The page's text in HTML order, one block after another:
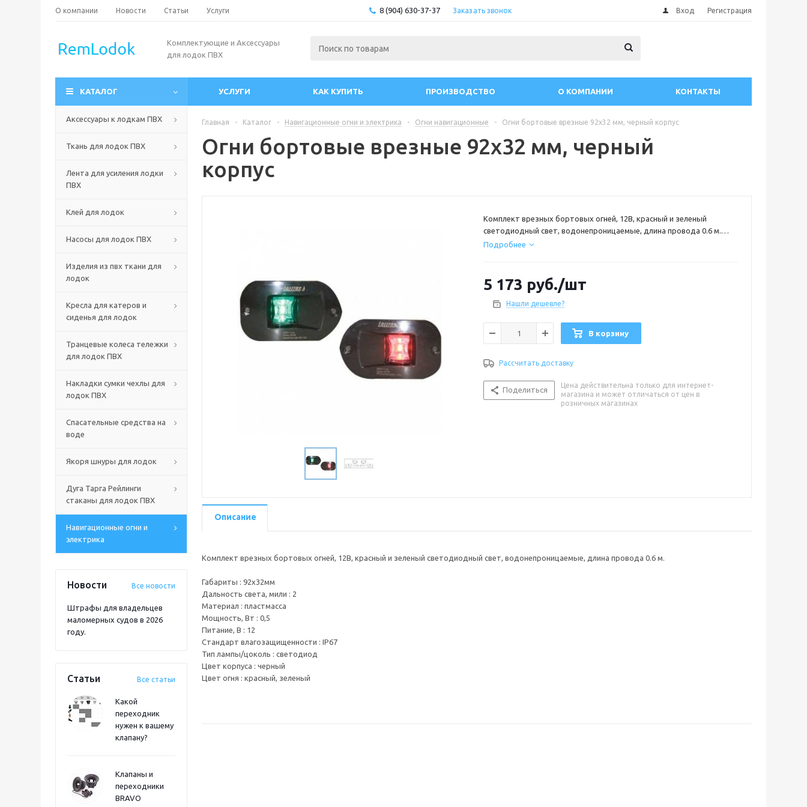
О компании Новости Статьи Услуги 8 (904) 630-37-37 Заказать звонок Вход Регистрация
Комплектующие и Аксессуары
для лодок ПВХ
КАТАЛОГ УСЛУГИ КАК КУПИТЬ ПРОИЗВОДСТВО О КОМПАНИИ КОНТАКТЫ
Аксессуары к лодкам ПВХ
Ткань для лодок ПВХ
Лента для усиления лодки
ПВХ
Клей для лодок
Насосы для лодок ПВХ
Изделия из пвх ткани для
лодок
Кресла для катеров и
сиденья для лодок
Транцевые колеса тележки
для лодок ПВХ
Накладки сумки чехлы для
лодок ПВХ
Спасательные средства на
воде
Якоря шнуры для лодок
Дуга Тарга Рейлинги
стаканы для лодок ПВХ
Навигационные огни и
электрика
Новости Все новости
Штрафы для владельцев
маломерных судов в 2026
году.
Статьи Все статьи
Какой
переходник
нужен к вашему
клапану?
Клапаны и
переходники
BRAVO
Главная - Каталог - Навигационные огни и электрика - Огни навигационные - Огни бортовые врезные 92х32 мм, черный корпус
Огни бортовые врезные 92х32 мм, черный
корпус
Комплект врезных бортовых огней, 12В, красный и зеленый
светодиодный свет, водонепроницаемые, длина провода 0.6 м.
Материал : пластмасса
Мощность, Вт : 0,5
Питание, В : 12
Тип лампы/цоколь : светодиод
Цвет корпуса : черный
Подробнее
5 173 руб./шт
Нашли дешевле?
В корзину
Рассчитать доставку
Поделиться
Цена действительна только для интернет-
магазина и может отличаться от цен в
розничных магазинах
Описание
Комплект врезных бортовых огней, 12В, красный и зеленый светодиодный свет, водонепроницаемые, длина провода 0.6 м.
Габариты : 92х32мм
Дальность света, мили : 2
Материал : пластмасса
Мощность, Вт : 0,5
Питание, В : 12
Стандарт влагозащищенности : IP67
Тип лампы/цоколь : светодиод
Цвет корпуса : черный
Цвет огня : красный, зеленый